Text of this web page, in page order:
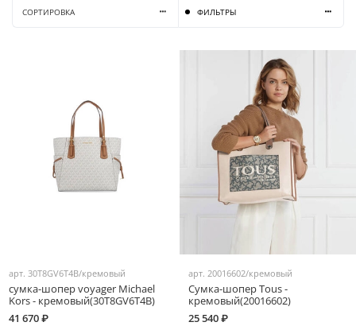
СОРТИРОВКА ФИЛЬТРЫ
арт. 30T8GV6T4B/кремовый
сумка-шопер voyager Michael
Kors - кремовый(30T8GV6T4B)
41 670 ₽
арт. 20016602/кремовый
Сумка-шопер Tous -
кремовый(20016602)
25 540 ₽